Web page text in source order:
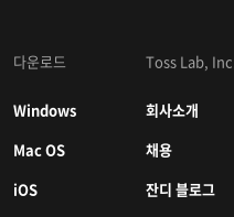
다운로드
Windows
Mac OS
iOS
Toss Lab,
회사소개
채용
잔디 블로그